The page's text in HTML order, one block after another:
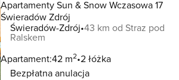
Apartamenty Sun & Snow Wczasowa 17
Świeradów Zdrój
Świeradów-Zdrój 43 km od Straz pod
Ralskem
Apartament:42 m2 2 łóżka
Bezpłatna anulacja